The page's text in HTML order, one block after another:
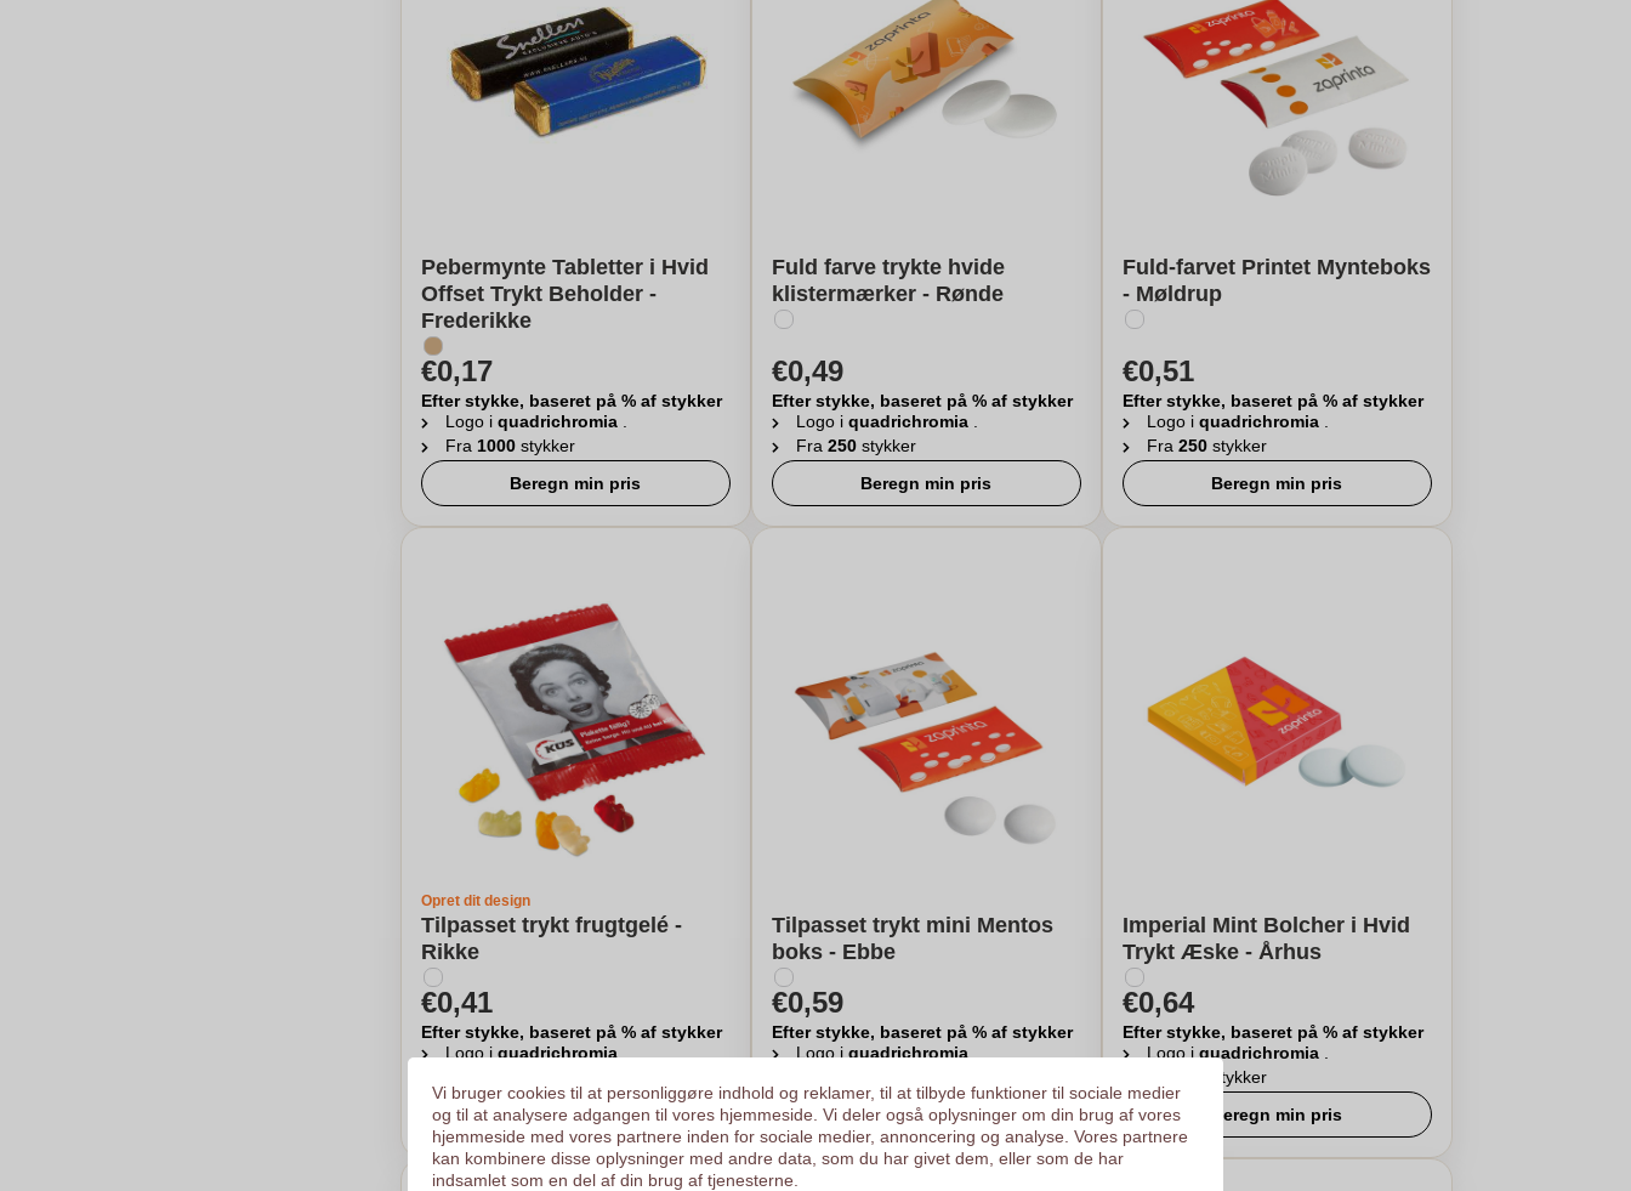
Pebermynte Tabletter i Hvid
Offset Trykt Beholder -
Frederikke
€0,17
Efter stykke, baseret på % af stykker
Logo i quadrichromia .
Fra 1000 stykker
Beregn min pris
Fuld farve trykte hvide
klistermærker - Rønde
€0,49
Efter stykke, baseret på % af stykker
Logo i quadrichromia .
Fra 250 stykker
Beregn min pris
Fuld-farvet Printet Mynteboks
- Møldrup
€0,51
Efter stykke, baseret på % af stykker
Logo i quadrichromia .
Fra 250 stykker
Beregn min pris
Opret dit design
Tilpasset trykt frugtgelé -
Rikke
€0,41
Efter stykke, baseret på % af stykker
Logo iquadrichromia.
Beregn min pris
Tilpasset trykt mini Mentos
boks - Ebbe
€0,59
Efter stykke, baseret på % af stykker
Logo iquadrichromia.
Beregn min pris
Imperial Mint Bolcher i Hvid
Trykt Æske - Århus
€0,64
Efter stykke, baseret på % af stykker
Logo iquadrichromia .
stykker
Beregn min pris
Vi bruger cookies til at personliggøre indhold og reklamer, til at tilbyde funktioner til sociale medier
og til at analysere adgangen til vores hjemmeside. Vi deler også oplysninger om din brug af vores
hjemmeside med vores partnere inden for sociale medier, annoncering og analyse. Vores partnere
kan kombinere disse oplysninger med andre data, som du har givet dem, eller som de har
indsamlet som en del af din brug af tjenesterne.